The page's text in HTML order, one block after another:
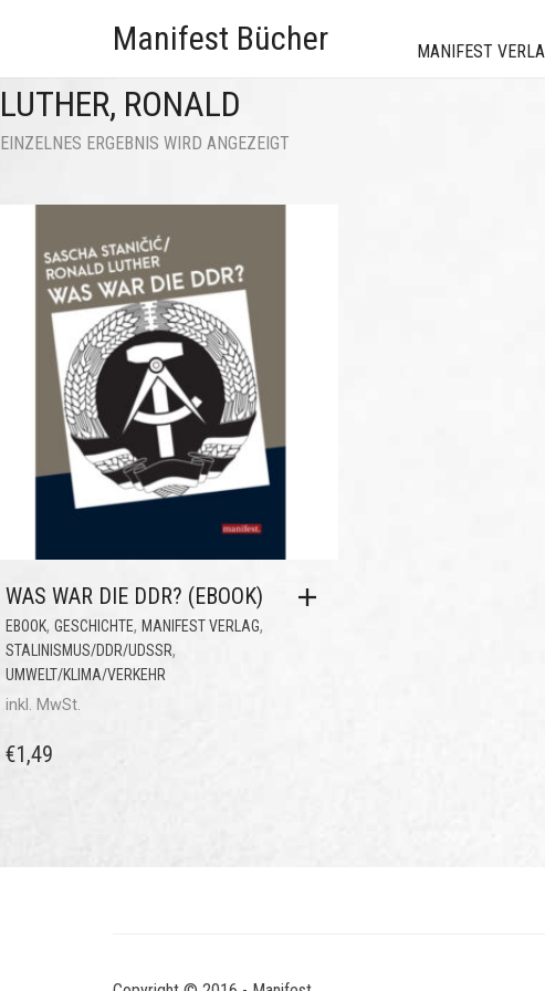
Manifest Bücher MANIFEST
LUTHER, RONALD
EINZELNES ERGEBNIS WIRD ANGEZEIGT
WAS WAR DIE DDR? (EBOOK)
EBOOK, GESCHICHTE, MANIFEST VERLAG,
STALINISMUS/DDR/UDSSR,
UMWELT/KLIMA/VERKEHR
inkl. MwSt.
€1,49